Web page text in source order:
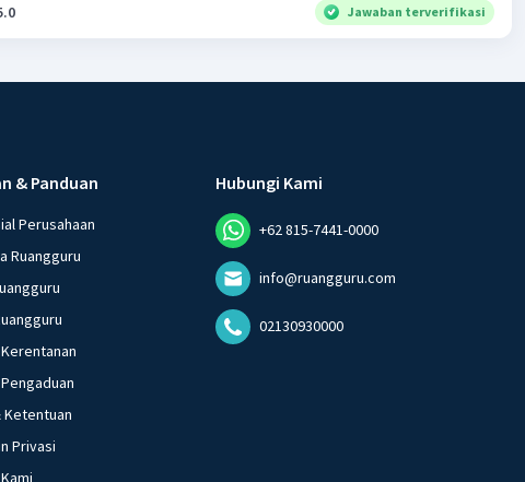
Jawaban terverifikasi
& Panduan
Perusahaan
Ruangguru
Ketentuan
Privasi
Hubungi Kami
+62 815-7441-0000
info@ruangguru.com
02130930000